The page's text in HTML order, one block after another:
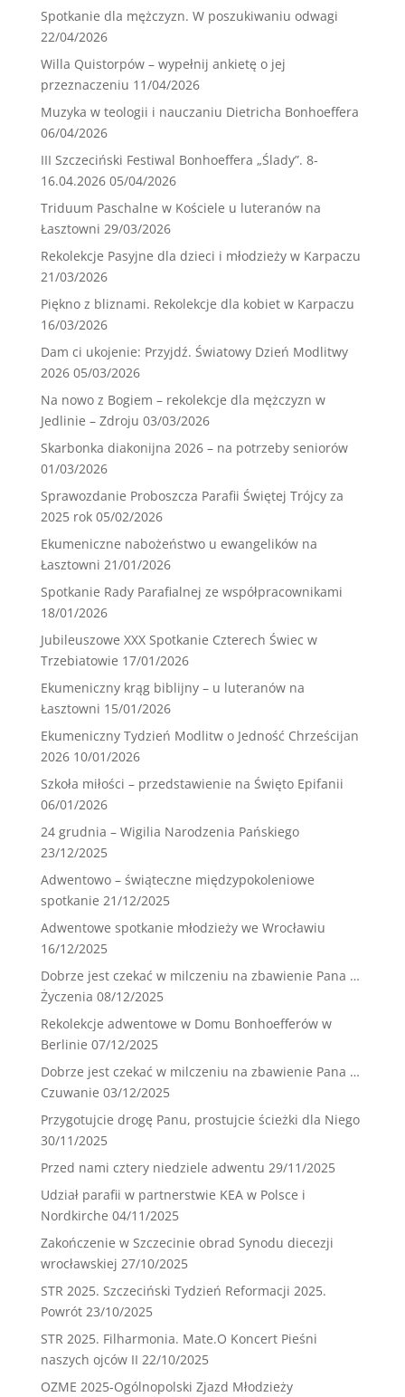
Spotkanie dla mężczyzn. W poszukiwaniu odwagi
22/04/2026
Willa Quistorpów – wypełnij ankietę o jej
przeznaczeniu 11/04/2026
Muzyka w teologii i nauczaniu Dietricha Bonhoeffera
06/04/2026
III Szczeciński Festiwal Bonhoeffera „Ślady”. 8-
16.04.2026 05/04/2026
Triduum Paschalne w Kościele u luteranów na
Łasztowni 29/03/2026
Rekolekcje Pasyjne dla dzieci i młodzieży w Karpaczu
21/03/2026
Piękno z bliznami. Rekolekcje dla kobiet w Karpaczu
16/03/2026
Dam ci ukojenie: Przyjdź. Światowy Dzień Modlitwy
2026 05/03/2026
Na nowo z Bogiem – rekolekcje dla mężczyzn w
Jedlinie – Zdroju 03/03/2026
Skarbonka diakonijna 2026 – na potrzeby seniorów
01/03/2026
Sprawozdanie Proboszcza Parafii Świętej Trójcy za
2025 rok 05/02/2026
Ekumeniczne nabożeństwo u ewangelików na
Łasztowni 21/01/2026
Spotkanie Rady Parafialnej ze współpracownikami
18/01/2026
Jubileuszowe XXX Spotkanie Czterech Świec w
Trzebiatowie 17/01/2026
Ekumeniczny krąg biblijny – u luteranów na
Łasztowni 15/01/2026
Ekumeniczny Tydzień Modlitw o Jedność Chrześcijan
2026 10/01/2026
Szkoła miłości – przedstawienie na Święto Epifanii
06/01/2026
24 grudnia – Wigilia Narodzenia Pańskiego
23/12/2025
Adwentowo – świąteczne międzypokoleniowe
spotkanie 21/12/2025
Adwentowe spotkanie młodzieży we Wrocławiu
16/12/2025
Dobrze jest czekać w milczeniu na zbawienie Pana …
Życzenia 08/12/2025
Rekolekcje adwentowe w Domu Bonhoefferów w
Berlinie 07/12/2025
Dobrze jest czekać w milczeniu na zbawienie Pana …
Czuwanie 03/12/2025
Przygotujcie drogę Panu, prostujcie ścieżki dla Niego
30/11/2025
Przed nami cztery niedziele adwentu 29/11/2025
Udział parafii w partnerstwie KEA w Polsce i
Nordkirche 04/11/2025
Zakończenie w Szczecinie obrad Synodu diecezji
wrocławskiej 27/10/2025
STR 2025. Szczeciński Tydzień Reformacji 2025.
Powrót 23/10/2025
STR 2025. Filharmonia. Mate.O Koncert Pieśni
naszych ojców II 22/10/2025
OZME 2025-Ogólnopolski Zjazd Młodzieży